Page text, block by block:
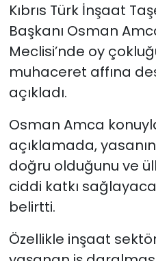
Kıbrıs Türk İnşaat
Başkanı Osman
Meclisi’nde oy
muhaceret affına
açıkladı.
Osman Amca
açıklamada,
doğru olduğunu ve
ciddi katkı
belirtti.
Özellikle inşaat
Politika
SAĞLIK
Spor
Teknoloji
TÜRKiYE
Video Galeri
YAŞAM